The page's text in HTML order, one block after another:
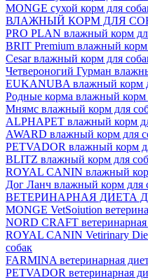
MONGE сухой корм для
ВЛАЖНЫЙ КОРМ ДЛЯ
PRO PLAN влажный корм
BRIT Premium влажный корм
Cesar влажный корм для
Четвероногий Гурман
EUKANUBA влажный корм
Родные корма влажный корм
Мнямс влажный корм для
ALPHAPET влажный корм
AWARD влажный корм для
PETVADOR влажный корм
BLITZ влажный корм для
ROYAL CANIN влажный
Дог Ланч влажный корм для
ВЕТЕРИНАРНАЯ ДИЕТА
MONGE VetSoiution
NORD CRAFT ветеринарная
ROYAL CANIN Vetirinary
собак
FARMINA ветеринарная
PETVADOR ветеринарная